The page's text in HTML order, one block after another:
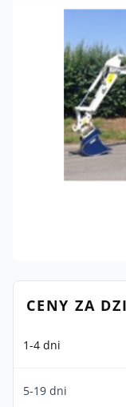
CENY ZA
1-4 dni
5-19 dni